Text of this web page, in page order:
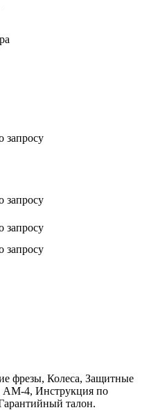
запросу
запросу
запросу
запросу
фрезы, Колеса, Защитные
АМ-4, Инструкция по
талон.